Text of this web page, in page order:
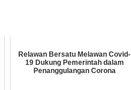
Relawan Bersatu Melawan Covid-
19 Dukung Pemerintah dalam
Penanggulangan Corona